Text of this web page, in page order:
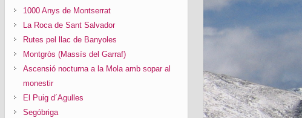
1000 Anys de Montserrat
La Roca de Sant Salvador
Rutes pel llac de Banyoles
Montgròs (Massís del Garraf)
Ascensió nocturna a la Mola amb sopar al
monestir
El Puig d´Agulles
Segóbriga